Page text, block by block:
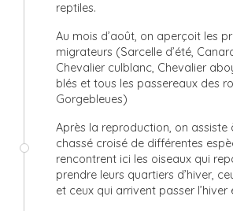
reptiles.
Au mois d’août, on aperçoit les
migrateurs (Sarcelle d’été,
Chevalier culblanc, Chevalier
blés et tous les passereaux des
Gorgebleues)
Après la reproduction, on assiste
chassé croisé de différentes
rencontrent ici les oiseaux qui
prendre leurs quartiers d’hiver,
et ceux qui arrivent passer l’hiver